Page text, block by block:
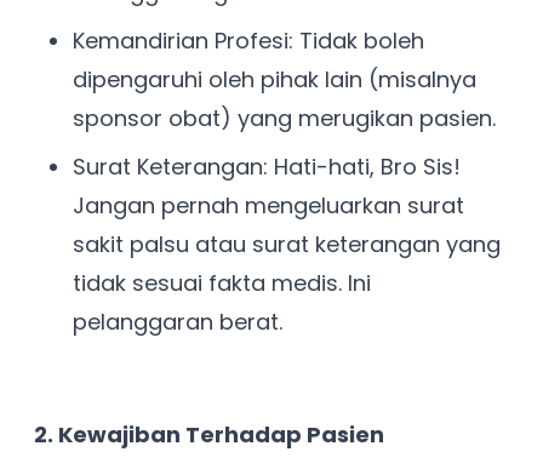
Kemandirian Profesi: Tidak boleh
dipengaruhi oleh pihak lain (misalnya
sponsor obat) yang merugikan pasien.
Surat Keterangan: Hati-hati, Bro Sis!
Jangan pernah mengeluarkan surat
sakit palsu atau surat keterangan yang
tidak sesuai fakta medis. Ini
pelanggaran berat.
2. Kewajiban Terhadap Pasien